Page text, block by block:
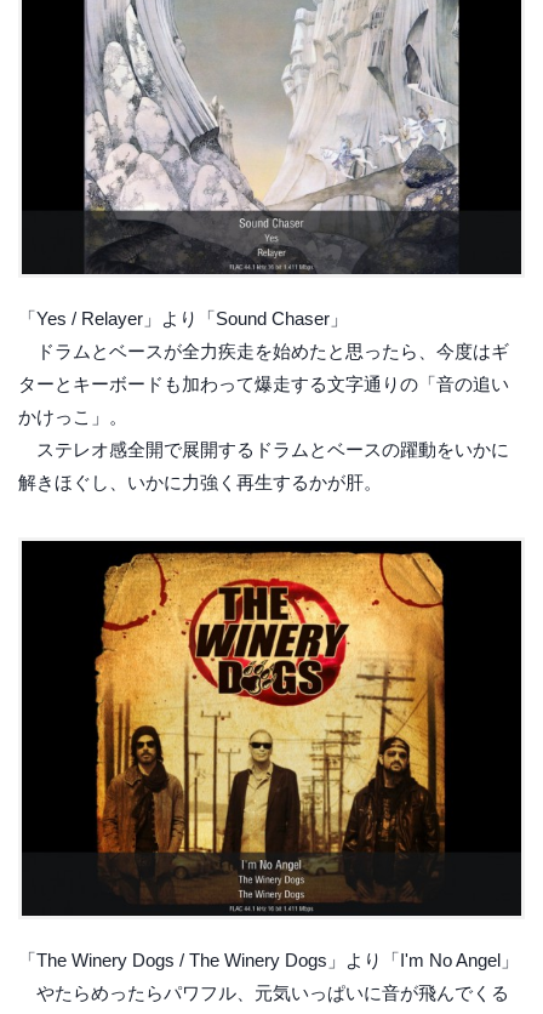
「Yes / Relayer」より「Sound Chaser」
ドラムとベースが全力疾走を始めたと思ったら、今度はギ
ターとキーボードも加わって爆走する文字通りの「音の追い
かけっこ」。
ステレオ感全開で展開するドラムとベースの躍動をいかに
解きほぐし、いかに力強く再生するかが肝。
「The Winery Dogs / The Winery Dogs」より「I'm No Angel」
やたらめったらパワフル、元気いっぱいに音が飛んでくる